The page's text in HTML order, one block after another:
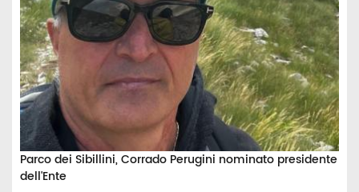
Parco dei Sibillini, Corrado Perugini nominato presidente
dell'Ente